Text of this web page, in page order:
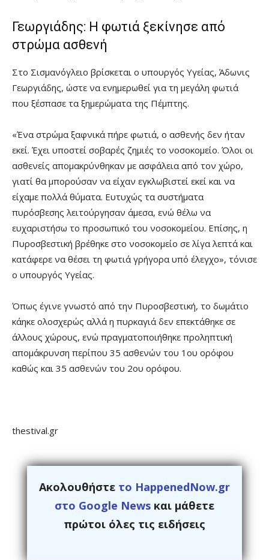
Γεωργιάδης: Η φωτιά ξεκίνησε από
στρώμα ασθενή
Στο Σισμανόγλειο βρίσκεται ο υπουργός Υγείας, Άδωνις
Γεωργιάδης, ώστε να ενημερωθεί για τη μεγάλη φωτιά
που ξέσπασε τα ξημερώματα της Πέμπτης.
«Ένα στρώμα ξαφνικά πήρε φωτιά, ο ασθενής δεν ήταν
εκεί. Έχει υποστεί σοβαρές ζημιές το νοσοκομείο. Όλοι οι
ασθενείς απομακρύνθηκαν με ασφάλεια από τον χώρο,
γιατί θα μπορούσαν να είχαν εγκλωβιστεί εκεί και να
είχαμε πολλά θύματα. Ευτυχώς τα συστήματα
πυρόσβεσης λειτούργησαν άμεσα, ενώ θέλω να
ευχαριστήσω το προσωπικό του νοσοκομείου. Επίσης, η
Πυροσβεστική βρέθηκε στο νοσοκομείο σε λίγα λεπτά και
κατάφερε να θέσει τη φωτιά γρήγορα υπό έλεγχο», τόνισε
ο υπουργός Υγείας.
Όπως έγινε γνωστό από την Πυροσβεστική, το δωμάτιο
κάηκε ολοσχερώς αλλά η πυρκαγιά δεν επεκτάθηκε σε
άλλους χώρους, ενώ πραγματοποιήθηκε προληπτική
απομάκρυνση περίπου 35 ασθενών του 1ου ορόφου
καθώς και 35 ασθενών του 2ου ορόφου.
thestival.gr
Ακολουθήστε το HappenedNow.gr
στο Google News και μάθετε
πρώτοι όλες τις ειδήσεις